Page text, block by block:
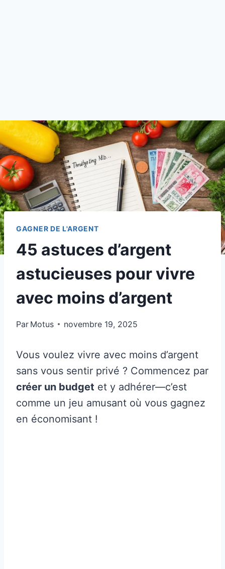
GAGNER DE L'ARGENT
45 astuces d’argent
astucieuses pour vivre
avec moins d’argent
Par Motus novembre 19, 2025
Vous voulez vivre avec moins d’argent
sans vous sentir privé ? Commencez par
créer un budget et y adhérer—c’est
comme un jeu amusant où vous gagnez
en économisant !